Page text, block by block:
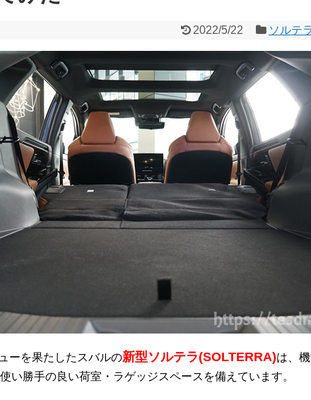
2022/5/22 ソルテ
ーを果たしたスバルの新型ソルテラ(SOLTERRA)は、
い勝手の良い荷室・ラゲッジスペースを備えています。